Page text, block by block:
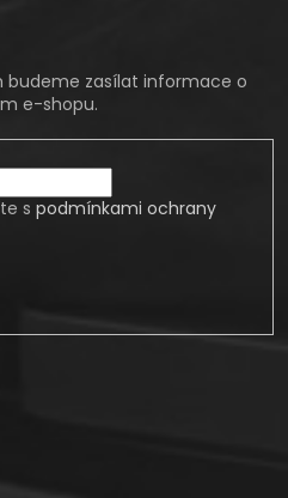
budeme zasílat informace o
e-shopu.
s podmínkami ochrany